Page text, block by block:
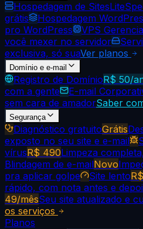
Hospedagem de Sites
grátis
Hospedagem
pro WordPress
VPS
você mexer no servidor
exclusiva, só suaVer planos
Domínio e e-mail
Registro de DomínioR$ 50/
com a gente
E-mail
sem cara de amadorSaber
Segurança
Diagnóstico gratuitoGrátis
exposto no seu site e e-mail
vírusR$ 490Limpeza
Blindagem de e-mailNovo
pra aplicar golpe
Site lento
rápido, com nota antes e
49/mêsSeu site atualizado e
os serviços
Planos